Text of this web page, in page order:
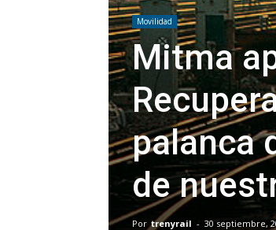
Movilidad
Mitma
palanca
de
Por trenyrail - 30 septiembre,